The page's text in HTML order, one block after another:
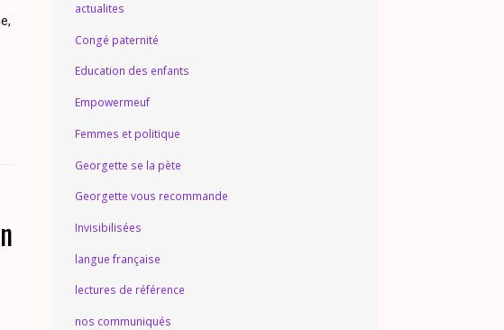
actualites
Congé paternité
Education des enfants
Empowermeuf
Femmes et politique
Georgette se la pète
Georgette vous recommande
Invisibilisées
langue française
lectures de référence
nos communiqués